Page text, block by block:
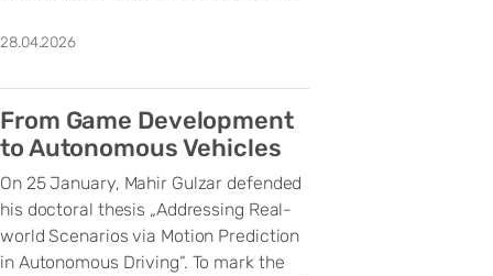
28.04.2026
From Game Development
to Autonomous Vehicles
On 25 January, Mahir Gulzar defended
his doctoral thesis „Addressing Real-
world Scenarios via Motion Prediction
in Autonomous Driving“. To mark the